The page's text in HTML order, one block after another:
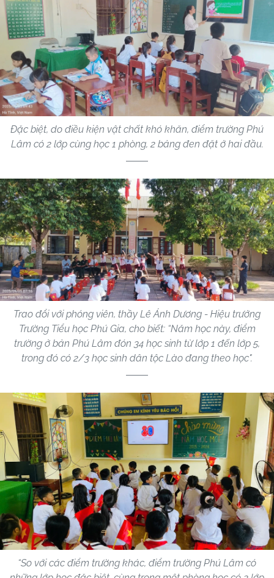
Đặc biệt, do điều kiện vật chất khó khăn, điểm trường Phú
Lâm có 2 lớp cùng học 1 phòng, 2 bảng đen đặt ở hai đầu.
Trao đổi với phóng viên, thầy Lê Ánh Dương - Hiệu trưởng
Trường Tiểu học Phú Gia, cho biết: “Năm học này, điểm
trường ở bản Phú Lâm đón 34 học sinh từ lớp 1 đến lớp 5,
trong đó có 2/3 học sinh dân tộc Lào đang theo học".
“So với các điểm trường khác, điểm trường Phú Lâm có